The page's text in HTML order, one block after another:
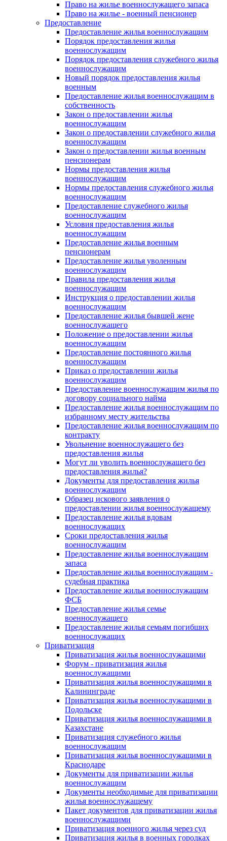
Право на жилье военнослужащего запаса
Право на жилье - военный пенсионер
Предоставление
Предоставление жилья военнослужащим
Порядок предоставления жилья
военнослужащим
Порядок предоставления служебного жилья
военнослужащим
Новый порядок предоставления жилья
военным
Предоставление жилья военнослужащим в
собственность
Закон о предоставлении жилья
военнослужащим
Закон о предоставлении служебного жилья
военнослужащим
Закон о предоставлении жилья военным
пенсионерам
Нормы предоставления жилья
военнослужащим
Нормы предоставления служебного жилья
военнослужащим
Предоставление служебного жилья
военнослужащим
Условия предоставления жилья
военнослужащим
Предоставление жилья военным
пенсионерам
Предоставление жилья уволенным
военнослужащим
Правила предоставления жилья
военнослужащим
Инструкция о предоставлении жилья
военнослужащим
Предоставление жилья бывшей жене
военнослужащего
Положение о предоставлении жилья
военнослужащим
Предоставление постоянного жилья
военнослужащим
Приказ о предоставлении жилья
военнослужащим
Предоставление военнослужащим жилья по
договору социального найма
Предоставление жилья военнослужащим по
избранному месту жительства
Предоставление жилья военнослужащим по
контракту
Увольнение военнослужащего без
предоставления жилья
Могут ли уволить военнослужащего без
предоставления жилья?
Документы для предоставления жилья
военнослужащим
Образец искового заявления о
предоставлении жилья военнослужащему
Предоставление жилья вдовам
военнослужащих
Сроки предоставления жилья
военнослужащим
Предоставление жилья военнослужащим
запаса
Предоставление жилья военнослужащим -
судебная практика
Предоставление жилья военнослужащим
ФСБ
Предоставление жилья семье
военнослужащего
Предоставление жилья семьям погибших
военнослужащих
Приватизация
Приватизация жилья военнослужащими
Форум - приватизация жилья
военнослужащими
Приватизация жилья военнослужащими в
Калининграде
Приватизация жилья военнослужащими в
Подольске
Приватизация жилья военнослужащими в
Казахстане
Приватизация служебного жилья
военнослужащим
Приватизация жилья военнослужащими в
Краснодаре
Документы для приватизации жилья
военнослужащим
Документы необходимые для приватизации
жилья военнослужащему
Пакет документов для приватизации жилья
военнослужащими
Приватизация военного жилья через суд
Приватизация жилья в военных городках